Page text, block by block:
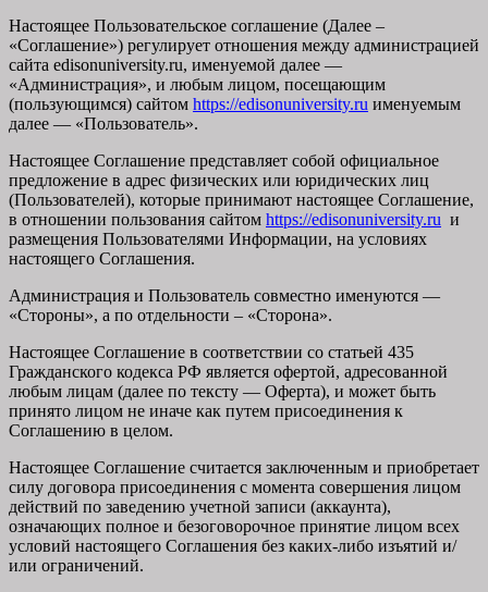
Настоящее Пользовательское соглашение (Далее –
«Соглашение») регулирует отношения между администрацией
сайта edisonuniversity.ru, именуемой далее —
«Администрация», и любым лицом, посещающим
(пользующимся) сайтом https://edisonuniversity.ru именуемым
далее — «Пользователь».
Настоящее Соглашение представляет собой официальное
предложение в адрес физических или юридических лиц
(Пользователей), которые принимают настоящее Соглашение,
в отношении пользования сайтом https://edisonuniversity.ru и
размещения Пользователями Информации, на условиях
настоящего Соглашения.
Администрация и Пользователь совместно именуются —
«Стороны», а по отдельности – «Сторона».
Настоящее Соглашение в соответствии со статьей 435
Гражданского кодекса РФ является офертой, адресованной
любым лицам (далее по тексту — Оферта), и может быть
принято лицом не иначе как путем присоединения к
Соглашению в целом.
Настоящее Соглашение считается заключенным и приобретает
силу договора присоединения с момента совершения лицом
действий по заведению учетной записи (аккаунта),
означающих полное и безоговорочное принятие лицом всех
условий настоящего Соглашения без каких-либо изъятий и/
или ограничений.